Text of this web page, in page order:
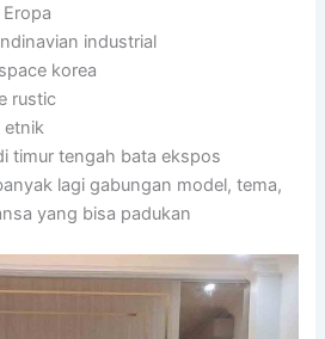
industrial
korea
rustic
etnik
timur tengah bata ekspos
lagi gabungan model, tema,
yang bisa padukan